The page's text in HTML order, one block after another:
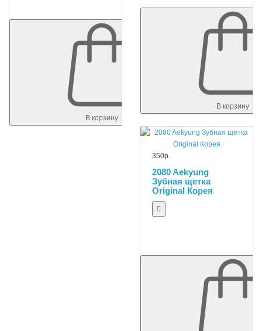
В корзину
В корзину
350р.
2080 Aekyung
Зубная щетка
Original Корея